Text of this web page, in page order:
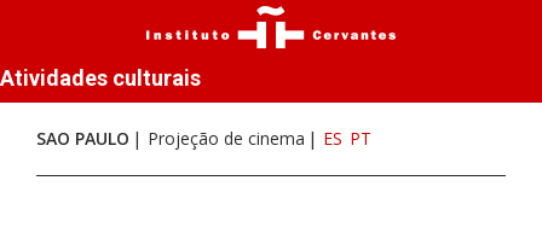
Atividades culturais
SAO PAULO Projeção de cinema ES PT